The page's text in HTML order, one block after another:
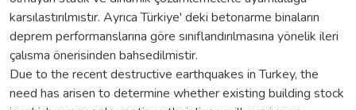
karsılastırılmıstır. Ayrıca Türkiye' deki betonarme binaların
deprem performanslarına göre sınıflandırılmasına yönelik ileri
çalısma önerisinden bahsedilmistir.
Due to the recent destructive earthquakes in Turkey, the
need has arisen to determine whether existing building stock